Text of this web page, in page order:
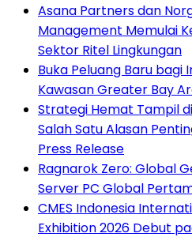
Asana Partners dan
Management Memulai
Sektor Ritel Lingkungan
Buka Peluang Baru bagi
Kawasan Greater Bay
Strategi Hemat Tampil
Salah Satu Alasan
Press Release
Ragnarok Zero: Global
Server PC Global
CMES Indonesia
Exhibition 2026 Debut